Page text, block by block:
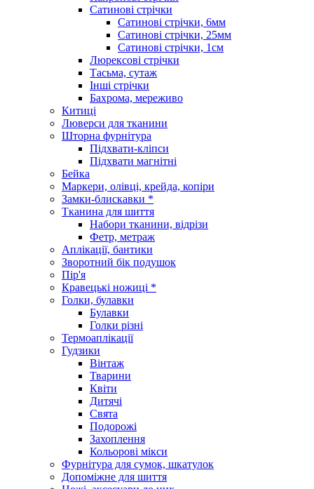
Сатинові стрічки
Сатинові стрічки, 6мм
Сатинові стрічки, 25мм
Сатинові стрічки, 1см
Люрексові стрічки
Тасьма, сутаж
Інші стрічки
Бахрома, мереживо
Китиці
Люверси для тканини
Шторна фурнітура
Підхвати-кліпси
Підхвати магнітні
Бейка
Маркери, олівці, крейда, копіри
Замки-блискавки *
Тканина для шиття
Набори тканини, відрізи
Фетр, метраж
Аплікації, бантики
Зворотний бік подушок
Пір'я
Кравецькі ножиці *
Голки, булавки
Булавки
Голки різні
Термоаплікації
Гудзики
Вінтаж
Тварини
Квіти
Дитячі
Свята
Подорожі
Захоплення
Кольорові мікси
Фурнітура для сумок, шкатулок
Допоміжне для шиття